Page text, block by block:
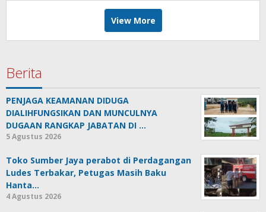
View More
Berita
PENJAGA KEAMANAN DIDUGA
DIALIHFUNGSIKAN DAN MUNCULNYA
DUGAAN RANGKAP JABATAN DI …
5 Agustus 2026
Toko Sumber Jaya perabot di Perdagangan
Ludes Terbakar, Petugas Masih Baku
Hanta…
4 Agustus 2026